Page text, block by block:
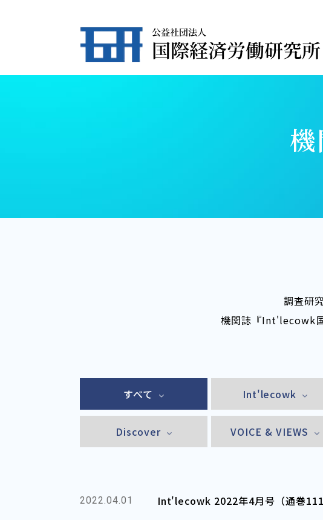
調査研
機関誌『Int'lecowk――
すべて Int'lecowk
Discover VOICE & VIEWS
2022.04.01 Int'lecowk 2022年4月号（通巻